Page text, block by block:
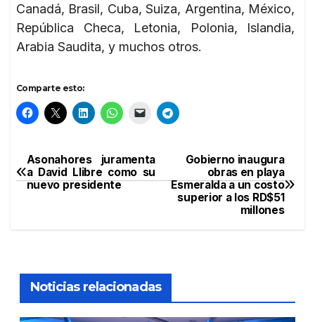
Canadá, Brasil, Cuba, Suiza, Argentina, México,
República Checa, Letonia, Polonia, Islandia,
Arabia Saudita, y muchos otros.
Comparte esto:
Navegación
de
Gobierno inaugura
obras en playa
Esmeralda a un costo
superior a los RD$51
millones
Asonahores juramenta
a David Llibre como su
nuevo presidente
Noticias relacionadas